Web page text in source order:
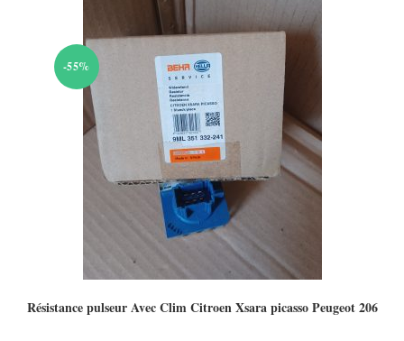
-55%
Résistance pulseur Avec Clim Citroen Xsara picasso Peugeot 206